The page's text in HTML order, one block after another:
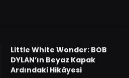
Little White Wonder: BOB
DYLAN’ın Beyaz Kapak
Ardındaki Hikâyesi